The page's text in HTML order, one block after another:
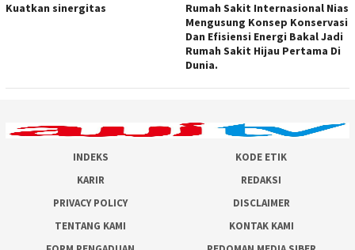
Kuatkan sinergitas
Rumah Sakit Internasional Nias
Mengusung Konsep Konservasi
Dan Efisiensi Energi Bakal Jadi
Rumah Sakit Hijau Pertama Di
Dunia.
INDEKS
KODE ETIK
KARIR
REDAKSI
PRIVACY POLICY
DISCLAIMER
TENTANG KAMI
KONTAK KAMI